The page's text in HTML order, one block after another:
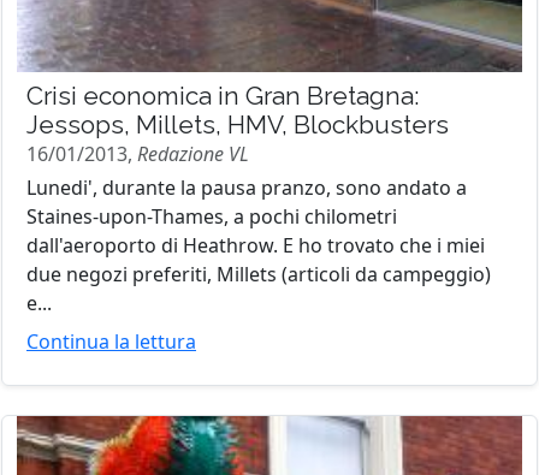
Crisi economica in Gran Bretagna:
Jessops, Millets, HMV, Blockbusters
16/01/2013, Redazione VL
Lunedi', durante la pausa pranzo, sono andato a
Staines-upon-Thames, a pochi chilometri
dall'aeroporto di Heathrow. E ho trovato che i miei
due negozi preferiti, Millets (articoli da campeggio)
e...
Continua la lettura